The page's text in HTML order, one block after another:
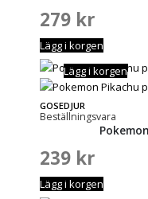
279 kr
Lägg i korgen
GOSEDJUR
Beställningsvara
Lägg i korgen
239 kr
Lägg i korgen